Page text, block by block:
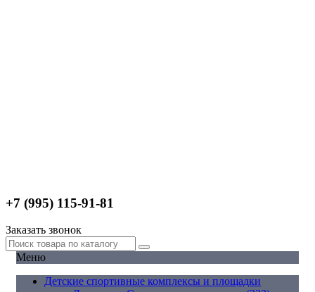
+7 (995) 115-91-81
Заказать звонок
Меню
Детские спортивные комплексы и площадки